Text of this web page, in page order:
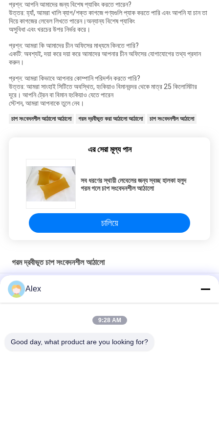
প্রশ্ন: আপনি আমাদের জন্য বিশেষ প্যাকিং করতে পারেন?
উত্তর: হ্যাঁ, আমরা খালি ব্যাগ/শক্ত কাগজে পণ্যগুলি প্যাক করতে পারি এবং আপনি যা চান তা
দিয়ে কাগজের লেবেল লিখতে পারেন।অন্যান্য বিশেষ প্যাকিং
অসুবিধা এবং খরচের উপর নির্ভর করে।
প্রশ্ন: আমরা কি আমাদের চীন অফিসের মাধ্যমে কিনতে পারি?
একটি: অবশ্যই, দয়া করে দয়া করে আমাদের আপনার চীন অফিসের যোগাযোগের তথ্য প্রদান
করুন।
প্রশ্ন: আমরা কিভাবে আপনার কোম্পানি পরিদর্শন করতে পারি?
উত্তর: আমরা সাংহাই সিটিতে অবস্থিত, হংকিয়াও বিমানবন্দর থেকে মাত্র 25 কিলোমিটার
দূরে। আপনি ট্রেন বা বিমান হংকিয়াও যেতে পারেন
স্টেশন, আমরা আপনাকে তুলে নেব।
চাপ সংবেদনশীল আঠালো আঠালো গরম দ্রবীভূত করা আঠালো আঠালো চাপ সংবেদনশীল আঠালো
এর সেরা মূল্য পান
সব ধরণের স্থায়ী লেবেলের জন্য স্বচ্ছ হালকা হলুদ
গরম গলে চাপ সংবেদনশীল আঠালো
চালিয়ে
গরম দ্রবীভূত চাপ সংবেদনশীল আঠালো
ভালো তাপ-প্রতিরোধী এবং উচ্চ শিয়ার শক্তি সম্পন্ন পিএসএ আঠা, ডিজিটাল লেবেলের জন্য
হট মেল্ট আঠা
Alex
9:28 AM
Good day, what product are you looking for?